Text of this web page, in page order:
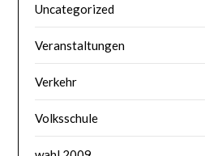
Uncategorized
Veranstaltungen
Verkehr
Volksschule